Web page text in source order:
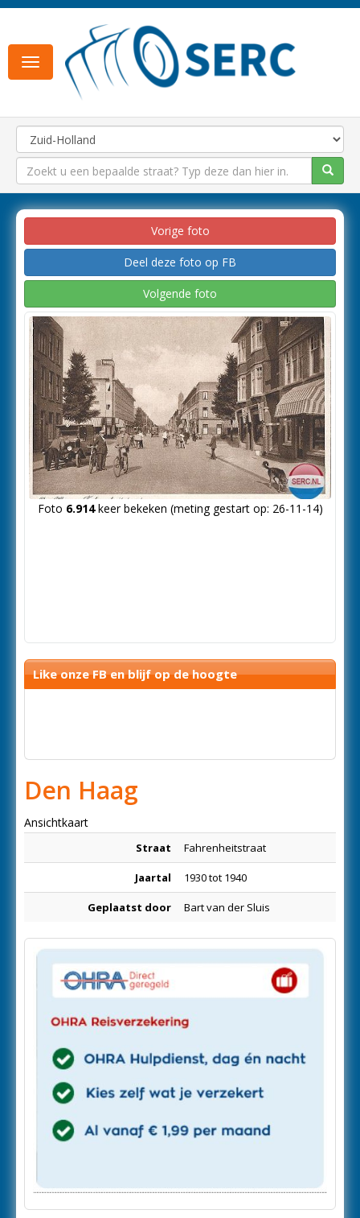
Toggle
navigation
Vorige foto
Deel deze foto op FB
Volgende foto
Foto 6.914keer bekeken (meting gestart op: 26-11-14)
Like onze FB en blijf op de hoogte
Den Haag
Ansichtkaart
Straat Fahrenheitstraat
Jaartal 1930 tot 1940
Geplaatst door Bart van der Sluis